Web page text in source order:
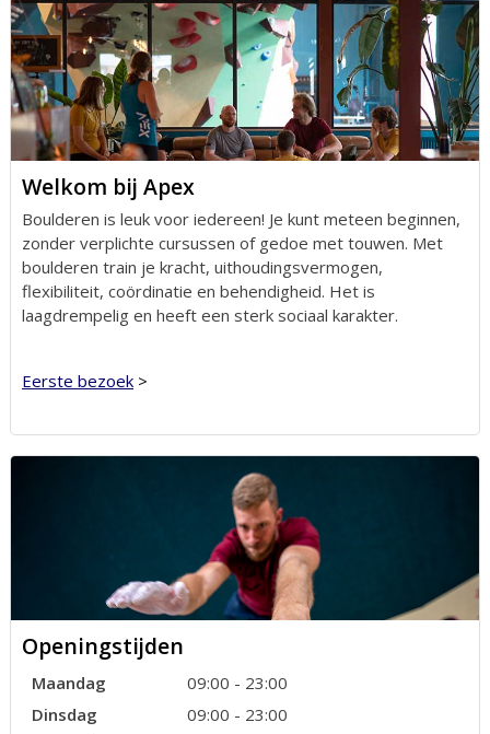
Welkom bij Apex
Boulderen is leuk voor iedereen! Je kunt meteen beginnen,
zonder verplichte cursussen of gedoe met touwen. Met
boulderen train je kracht, uithoudingsvermogen,
flexibiliteit, coördinatie en behendigheid. Het is
laagdrempelig en heeft een sterk sociaal karakter.
Eerste bezoek >
Openingstijden
Maandag
09:00 - 23:00
Dinsdag
09:00 - 23:00